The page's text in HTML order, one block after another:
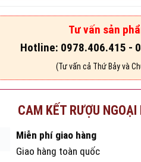
Tư vấn sản
Hotline: 0978.406.415 -
(Tư vấn cả Thứ Bảy và
CAM KẾT RƯỢU
Miễn phí giao hàng
Giao hàng toàn quốc